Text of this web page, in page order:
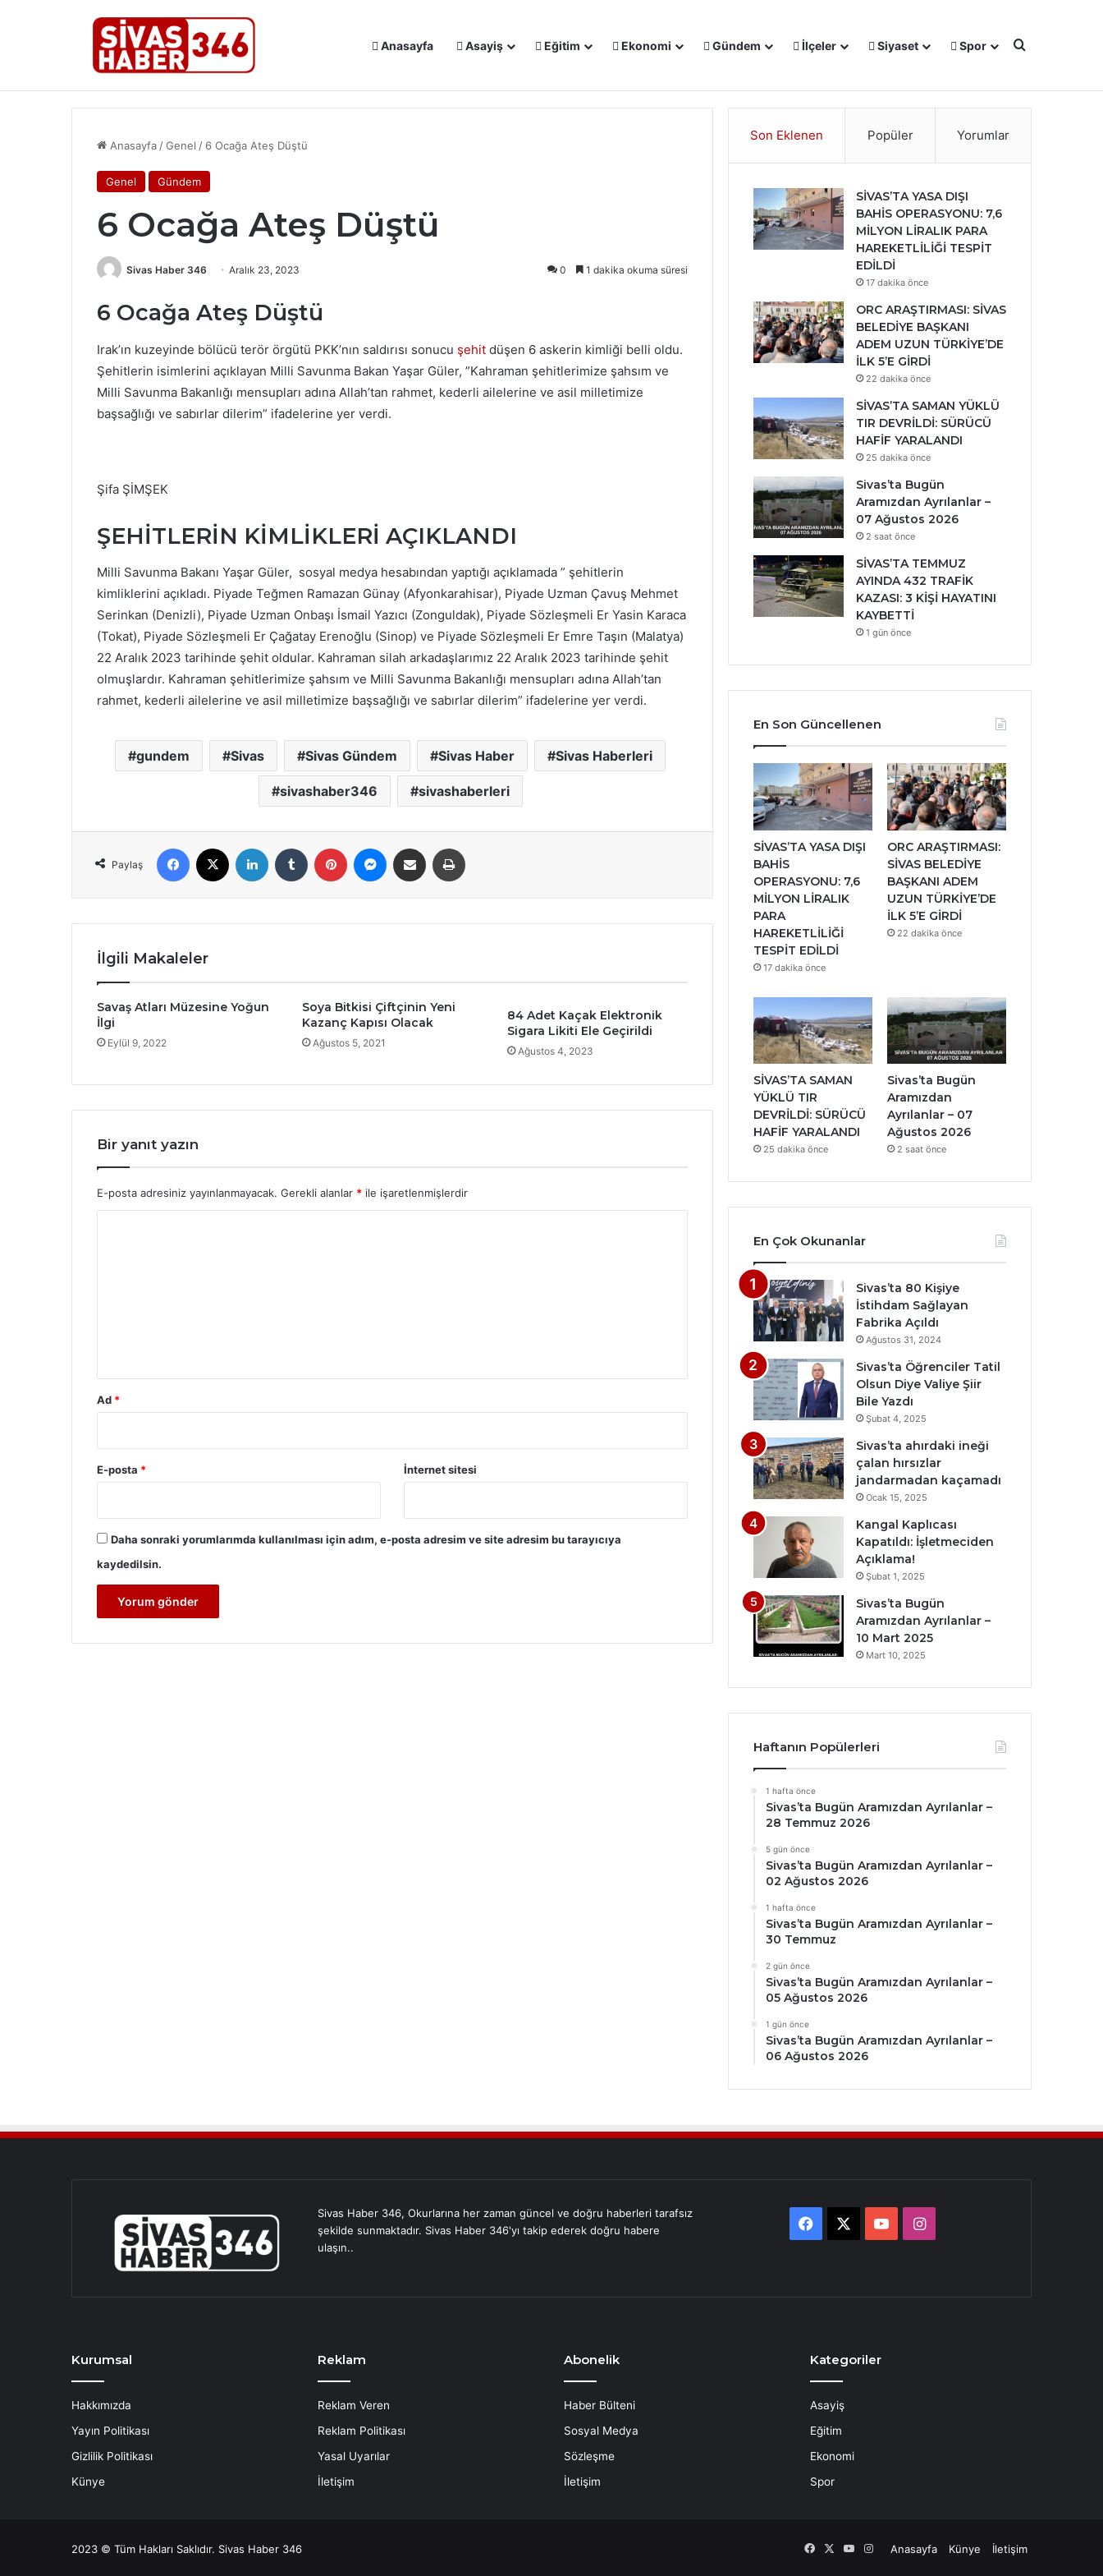
Anasayfa Asayiş Eğitim Ekonomi Gündem İlçeler Siyaset Spor Arama yap
Son Dakika Haberleri SİVAS’TA KÜLTÜR VE TURİZM ÇALIŞMALARI MASAYA YATIRILDI: YENİ PROJELER YOLDA
Anasayfa /Genel / 6 Ocağa Ateş Düştü
Genel Gündem
6 Ocağa Ateş Düştü
Sivas Haber 346 Aralık 23, 2023 0 1 dakika okuma süresi
6 Ocağa Ateş Düştü
Irak’ın kuzeyinde bölücü terör örgütü PKK’nın saldırısı sonucu şehit düşen 6 askerin kimliği belli oldu.
Şehitlerin isimlerini açıklayan Milli Savunma Bakan Yaşar Güler, ”Kahraman şehitlerimize şahsım ve
Milli Savunma Bakanlığı mensupları adına Allah’tan rahmet, kederli ailelerine ve asil milletimize
başsağlığı ve sabırlar dilerim” ifadelerine yer verdi.
Şifa ŞİMŞEK
ŞEHİTLERİN KİMLİKLERİ AÇIKLANDI
Milli Savunma Bakanı Yaşar Güler, sosyal medya hesabından yaptığı açıklamada ” şehitlerin
kimliklerini açıkladı. Piyade Teğmen Ramazan Günay (Afyonkarahisar), Piyade Uzman Çavuş Mehmet
Serinkan (Denizli), Piyade Uzman Onbaşı İsmail Yazıcı (Zonguldak), Piyade Sözleşmeli Er Yasin Karaca
(Tokat), Piyade Sözleşmeli Er Çağatay Erenoğlu (Sinop) ve Piyade Sözleşmeli Er Emre Taşın (Malatya)
22 Aralık 2023 tarihinde şehit oldular. Kahraman silah arkadaşlarımız 22 Aralık 2023 tarihinde şehit
olmuşlardır. Kahraman şehitlerimize şahsım ve Milli Savunma Bakanlığı mensupları adına Allah’tan
rahmet, kederli ailelerine ve asil milletimize başsağlığı ve sabırlar dilerim” ifadelerine yer verdi.
gundem Sivas Sivas Gündem Sivas Haber Sivas Haberleri
sivashaber346 sivashaberleri
Paylaş
Facebook LinkedIn Tumblr Pinterest MessengerE-Posta ile paylaş
İlgili Makaleler
Savaş Atları Müzesine Yoğun
İlgi
Eylül 9, 2022
Soya Bitkisi Çiftçinin Yeni
Kazanç Kapısı Olacak
Ağustos 5, 2021
84 Adet Kaçak Elektronik
Sigara Likiti Ele Geçirildi
Ağustos 4, 2023
Bir yanıt yazın
E-posta adresiniz yayınlanmayacak. Gerekli alanlar * ile işaretlenmişlerdir
Ad *
E-posta * İnternet sitesi
Daha sonraki yorumlarımda kullanılması için adım, e-posta adresim ve site adresim bu tarayıcıya
kaydedilsin.
Son Eklenen Popüler Yorumlar
SİVAS’TA YASA DIŞI
BAHİS OPERASYONU: 7,6
MİLYON LİRALIK PARA
HAREKETLİLİĞİ TESPİT
EDİLDİ
17 dakika önce
ORC ARAŞTIRMASI: SİVAS
BELEDİYE BAŞKANI
ADEM UZUN TÜRKİYE’DE
İLK 5’E GİRDİ
22 dakika önce
SİVAS’TA SAMAN YÜKLÜ
TIR DEVRİLDİ: SÜRÜCÜ
HAFİF YARALANDI
25 dakika önce
Sivas’ta Bugün
Aramızdan Ayrılanlar –
07 Ağustos 2026
2 saat önce
SİVAS’TA TEMMUZ
AYINDA 432 TRAFİK
KAZASI: 3 KİŞİ HAYATINI
KAYBETTİ
1 gün önce
En Son Güncellenen
SİVAS’TA YASA DIŞI
BAHİS
OPERASYONU: 7,6
MİLYON LİRALIK
PARA
HAREKETLİLİĞİ
TESPİT EDİLDİ
17 dakika önce
ORC ARAŞTIRMASI:
SİVAS BELEDİYE
BAŞKANI ADEM
UZUN TÜRKİYE’DE
İLK 5’E GİRDİ
22 dakika önce
SİVAS’TA SAMAN
YÜKLÜ TIR
DEVRİLDİ: SÜRÜCÜ
HAFİF YARALANDI
25 dakika önce
Sivas’ta Bugün
Aramızdan
Ayrılanlar – 07
Ağustos 2026
2 saat önce
En Çok Okunanlar
Sivas’ta 80 Kişiye
İstihdam Sağlayan
Fabrika Açıldı
Ağustos 31, 2024
Sivas’ta Öğrenciler Tatil
Olsun Diye Valiye Şiir
Bile Yazdı
Şubat 4, 2025
Sivas’ta ahırdaki ineği
çalan hırsızlar
jandarmadan kaçamadı
Ocak 15, 2025
Kangal Kaplıcası
Kapatıldı: İşletmeciden
Açıklama!
Şubat 1, 2025
Sivas’ta Bugün
Aramızdan Ayrılanlar –
10 Mart 2025
Mart 10, 2025
Haftanın Popülerleri
1 hafta önce
Sivas’ta Bugün Aramızdan Ayrılanlar –
28 Temmuz 2026
5 gün önce
Sivas’ta Bugün Aramızdan Ayrılanlar –
02 Ağustos 2026
1 hafta önce
Sivas’ta Bugün Aramızdan Ayrılanlar –
30 Temmuz
2 gün önce
Sivas’ta Bugün Aramızdan Ayrılanlar –
05 Ağustos 2026
1 gün önce
Sivas’ta Bugün Aramızdan Ayrılanlar –
06 Ağustos 2026
Sivas Haber 346, Okurlarına her zaman güncel ve doğru haberleri tarafsız
şekilde sunmaktadır. Sivas Haber 346'yı takip ederek doğru habere
ulaşın..
Facebook YouTubeInstagram
Kurumsal
Hakkımızda
Yayın Politikası
Gizlilik Politikası
Künye
Reklam
Reklam Veren
Reklam Politikası
Yasal Uyarılar
İletişim
Abonelik
Haber Bülteni
Sosyal Medya
Sözleşme
İletişim
Kategoriler
Asayiş
Eğitim
Ekonomi
Spor
2023 © Tüm Hakları Saklıdır. Sivas Haber 346 Anasayfa Künye İletişim
Facebook
X YouTube
Instagram